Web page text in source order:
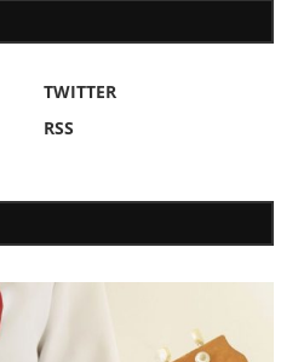
TWITTER
RSS